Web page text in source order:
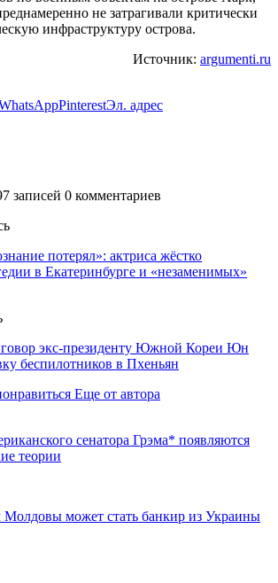
не затрагивали критически
инфраструктуру острова.
Источник: argumenti.ru
PinterestЭл. адрес
записей 0 комментариев
потерял»: актриса жёстко
в Екатеринбурге и «незаменимых»
экс-президенту Южной Кореи Юн
беспилотников в Пхеньян
Еще от автора
сенатора Грэма* появляются
теории
может стать банкир из Украины